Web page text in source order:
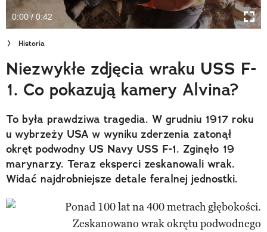
Cuda Polski
Wielki Konkurs Fotograficzny
Trendbook Podróżniczy
Polecane
0:00 / 0:42
Historia
Niezwykłe zdjęcia wraku USS F-
1. Co pokazują kamery Alvina?
To była prawdziwa tragedia. W grudniu 1917 roku
u wybrzeży USA w wyniku zderzenia zatonął
okręt podwodny US Navy USS F-1. Zginęło 19
marynarzy. Teraz eksperci zeskanowali wrak.
Widać najdrobniejsze detale feralnej jednostki.